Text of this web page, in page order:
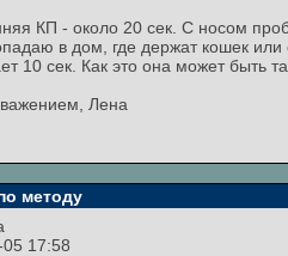
КП - около 20 сек. С носом
в дом, где держат кошек
10 сек. Как это она может быть
Лена
методу
17:58